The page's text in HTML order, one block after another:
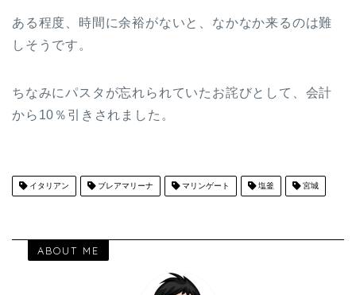
ある程度、時間に余裕がないと、なかなか来るのは難
しそうです。
ちなみにパスタが忘れられていたお詫びとして、会計
から10％引きされました。
イタリアン ブレアマリーナ マリンゲート 塩釜 宮城
ABOUT ME